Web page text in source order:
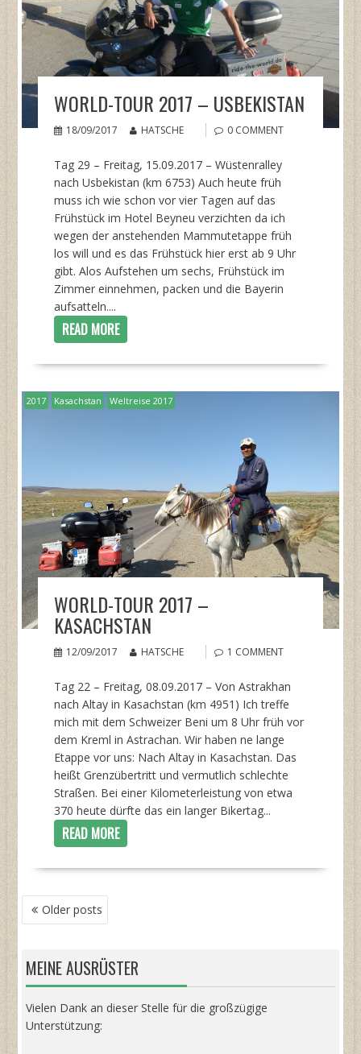
WORLD-TOUR 2017 – USBEKISTAN
18/09/2017 HATSCHE 0 COMMENT
Tag 29 – Freitag, 15.09.2017 – Wüstenralley
nach Usbekistan (km 6753) Auch heute früh
muss ich wie schon vor vier Tagen auf das
Frühstück im Hotel Beyneu verzichten da ich
wegen der anstehenden Mammutetappe früh
los will und es das Frühstück hier erst ab 9 Uhr
gibt. Alos Aufstehen um sechs, Frühstück im
Zimmer einnehmen, packen und die Bayerin
aufsatteln....
READ MORE
2017 Kasachstan Weltreise 2017
WORLD-TOUR 2017 –
KASACHSTAN
12/09/2017 HATSCHE 1 COMMENT
Tag 22 – Freitag, 08.09.2017 – Von Astrakhan
nach Altay in Kasachstan (km 4951) Ich treffe
mich mit dem Schweizer Beni um 8 Uhr früh vor
dem Kreml in Astrachan. Wir haben ne lange
Etappe vor uns: Nach Altay in Kasachstan. Das
heißt Grenzübertritt und vermutlich schlechte
Straßen. Bei einer Kilometerleistung von etwa
370 heute dürfte das ein langer Bikertag...
READ MORE
POSTS
NAVIGATION
Older posts
MEINE AUSRÜSTER
Vielen Dank an dieser Stelle für die großzügige
Unterstützung: